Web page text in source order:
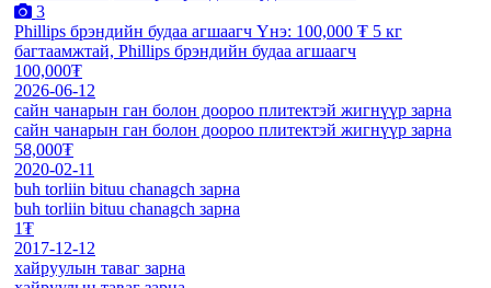
3
Phillips брэндийн будаа агшаагч Үнэ: 100,000 ₮ 5 кг
багтаамжтай, Phillips брэндийн будаа агшаагч
100,000₮
2026-06-12
сайн чанарын ган болон доороо плитектэй жигнүүр зарна
сайн чанарын ган болон доороо плитектэй жигнүүр зарна
58,000₮
2020-02-11
buh torliin bituu chanagch зарна
buh torliin bituu chanagch зарна
1₮
2017-12-12
хайруулын таваг зарна